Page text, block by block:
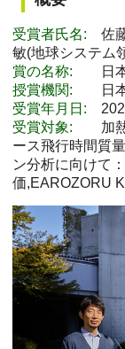
受賞者氏名: 佐
敏(地球システム
賞の名称: 日本
授賞機関: 日本
受賞年月日:
受賞対象: 加熱
ース飛行時間質
ン分析に向けて
価,EAROZORU